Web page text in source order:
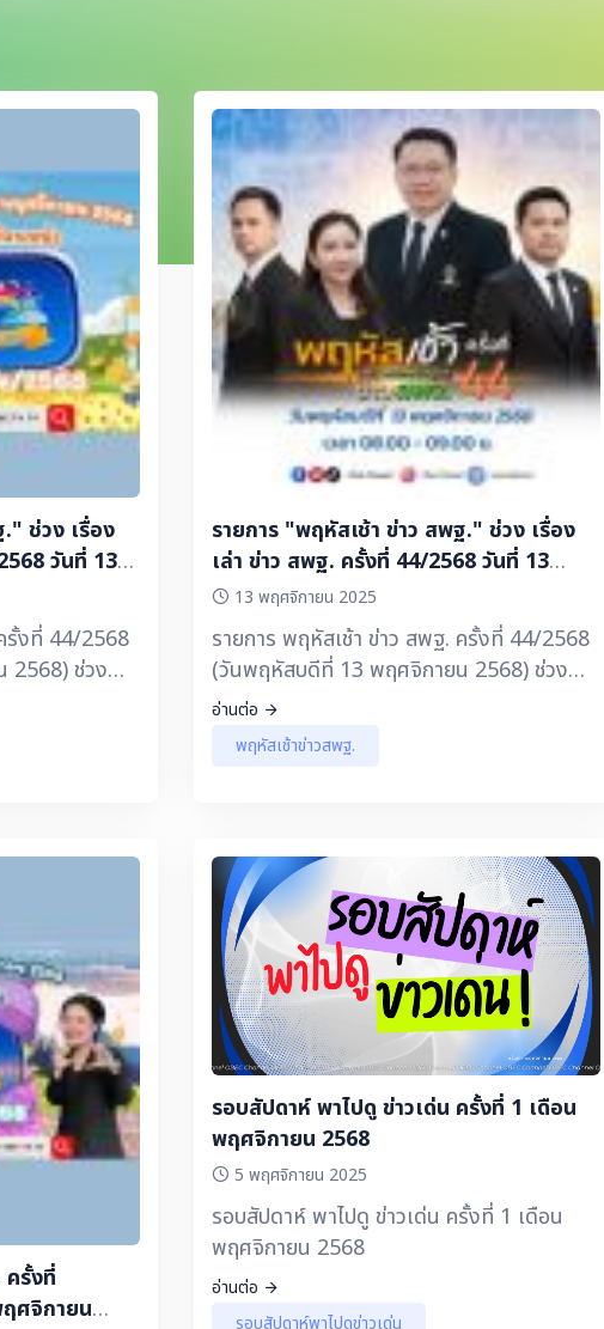
ช่วง เรื่อง
วันที่ 13
รั้งที่ 44/2568
2568) ช่วง
พฐ. หัวข้อ
านทรายขาว
ลบุรี
ตาลเดี่ยว
รายการ "พฤหัสเช้า ข่าว สพฐ." ช่วง เรื่อง
เล่า ข่าว สพฐ. ครั้งที่ 44/2568 วันที่ 13
พฤศจิกายน 2568
13 พฤศจิกายน 2025
รายการ พฤหัสเช้า ข่าว สพฐ. ครั้งที่ 44/2568
(วันพฤหัสบดีที่ 13 พฤศจิกายน 2568) ช่วง
เรื่องเล่า ข่าว สพฐ. 🔽 ▶️ โครงการพระราชดำริ
: “เราสังข์ทอง ตามรอยพ่อ ด้วยความพอเพียง
เรียนดีมีความสุข” โรงเรียนบ้านสังข์ทอง
ศิลปาชีพ สถาบันสิริกิติ์ ▶️ เลขาฯ พิเชฐ ชี้ชัด ▶️
กระทรวงศึกษาธิการ เปิดบ้านต้อนรับ "รถขน
ฝัน" “ทีมหมอนทองวิทยา” ผู้โชว์พลังแห่งใจ
▶️คอนเทนต์ดีๆ มีบอกต่อ - “Learn to Earn
Model” โรงเรียนราชประชานุเคราะห์ 34
จังหวัดแม่ฮ่องสอน สำนักบริหารงานการศึกษา
พิเศษ ▶️ เวทีนักเรียน - TSC รักโรงเรียนรัก
เพื่อนรักน้อง โรงเรียนสวนศรีวิทยา จังหวัด
ชุมพร สพม.สุราษฎร์ธานี ชุมพร ▶️
ประชาสัมพันธ์จากเขตพื้นที่การศึกษา - นักสู้ตัว
น้อยแห่งภูสอยดาว โรงเรียนบ้านห้วยมุ่น
สพป.อุตรดิตถ์ เขต 2 ▶️ ข่าวติดเทรนด์ ▶️ ซีรีส์
“สานพลังครู สพฐ.” ตอน บทบาทของครูผู้เสีย
สละ คุณครูเดือนเพ็ญ ญาณประสพ โรงเรียน
มหาไชยพิทยาคม สพม.กาฬสินธุ์
อ่านต่อ
พฤหัสเช้าข่าวสพฐ.
ครั้งที่
ศจิกายน
รอบสัปดาห์ พาไปดู ข่าวเด่น ครั้งที่ 1 เดือน
พฤศจิกายน 2568
5 พฤศจิกายน 2025
รอบสัปดาห์ พาไปดู ข่าวเด่น ครั้งที่ 1 เดือน
พฤศจิกายน 2568
อ่านต่อ
รอบสัปดาห์พาไปดูข่าวเด่น